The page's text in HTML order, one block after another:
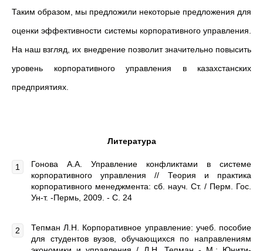
Таким образом, мы предложили некоторые предложения для
оценки эффективности системы корпоративного управления.
На наш взгляд, их внедрение позволит значительно повысить
уровень корпоративного управления в казахстанских
предприятиях.
Литература
Гонова А.А. Управление конфликтами в системе
корпоративного управления // Теория и практика
корпоративного менеджмента: сб. науч. Ст. / Перм. Гос.
Ун-т. -Пермь, 2009. - С. 24
Тепман Л.Н. Корпоративное управление: учеб. пособие
для студентов вузов, обучающихся по направлениям